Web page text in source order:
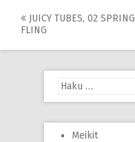
Post
JUICY TUBES, 02 SPRING
FLING
Haku:
Meikit